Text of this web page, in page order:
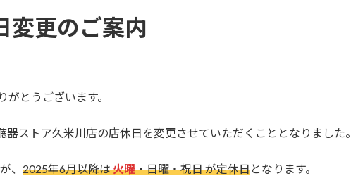
変更のご案内
とうございます。
ストア久米川店の店休日を変更させていただくこととなりました。
、 2025年6月以降は火曜・日曜・祝日 が定休日となります。